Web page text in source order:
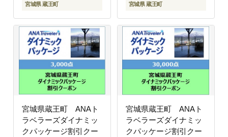
宮城県 蔵王町 宮城県 蔵王町
宮城県蔵王町 ANAト
ラベラーズダイナミッ
クパッケージ割引クー
宮城県蔵王町 ANAト
ラベラーズダイナミッ
クパッケージ割引クー